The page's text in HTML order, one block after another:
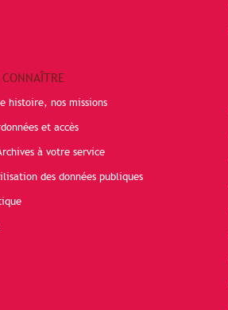
histoire, nos missions
et accès
à votre service
des données publiques